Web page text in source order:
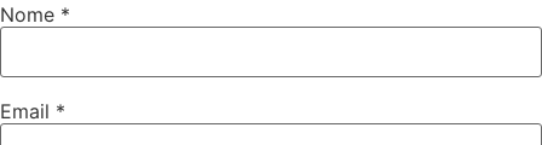
Nome *
Email *